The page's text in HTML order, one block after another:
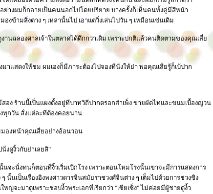
ย่างผมก็กลายเป็นคนนอกไปโดยปริยาย บางครั้งก็เห็นคนทั้งคู่มีสีหน้า
งข้ามสิ่งต่าง ๆ เหล่านั้นไป เอาแต่วิ่งเล่นไปวัน ๆ เหมือนเช่นเดิม
นฉลองศาลเจ้าในตลาดได้ดึกกว่าเดิม เพราะปกติแล้วคนติดตามของคุณเสี่ย
าแสดงให้ชม ผมเองก็มีภาระต้องไปจองที่นั่งให้ย่า พอคุณเสี่ยรู้ก็เบ้ปาก
ง ร้านนี้เป็นแผงตั้งอยู่ที่บาทวิถีปากตรอกสำเพ็ง ขายผัดไทและขนมเบื้องญวน
ทุกวัน สั่งแต่ละทีต้องคอยนาน
มองหน้าคุณเสี่ยอย่างอ้อนวอน
งดูงิ้วกับย่าเลยสิ"
จะนั่งทนก็ตอนที่งิ้วเริ่มเบิกโรง เพราะตอนโหมโรงนั้นเขาจะมีการแสดงการ
นั้นเป็นเรื่องอิงพงศาวดารจีนสมัยราชวงศ์จีนต่าง ๆ เต็มไปด้วยการช่วงชิง
จะมาดูเพราะชอบงิ้วพระเอกที่เรียกว่า "เซียเซ็ง" ไม่ค่อยมีผู้ชายดูงิ้ว